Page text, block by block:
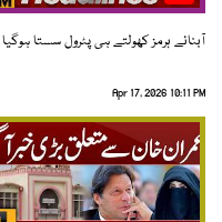
آبنائے ہرمز کھولتے ہی پٹرول سستا ہوگیا
Apr 17, 2026 10:11 PM